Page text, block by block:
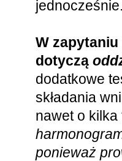
W
dotyczą
dodatkowe
składania
nawet o
ponieważ